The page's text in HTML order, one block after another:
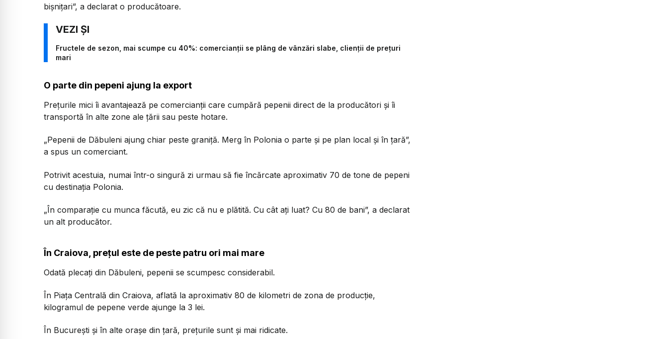
bișnițari”, a declarat o producătoare.
Fructele de sezon, mai scumpe cu 40%: comercianții se plâng de vânzări slabe, clienții de prețuri
mari
O parte din pepeni ajung la export
Prețurile mici îi avantajează pe comercianții care cumpără pepenii direct de la producători și îi
transportă în alte zone ale țării sau peste hotare.
„Pepenii de Dăbuleni ajung chiar peste graniță. Merg în Polonia o parte și pe plan local și în țară”,
a spus un comerciant.
Potrivit acestuia, numai într-o singură zi urmau să fie încărcate aproximativ 70 de tone de pepeni
cu destinația Polonia.
„În comparație cu munca făcută, eu zic că nu e plătită. Cu cât ați luat? Cu 80 de bani”, a declarat
un alt producător.
În Craiova, prețul este de peste patru ori mai mare
Odată plecați din Dăbuleni, pepenii se scumpesc considerabil.
În Piața Centrală din Craiova, aflată la aproximativ 80 de kilometri de zona de producție,
kilogramul de pepene verde ajunge la 3 lei.
În București și în alte orașe din țară, prețurile sunt și mai ridicate.